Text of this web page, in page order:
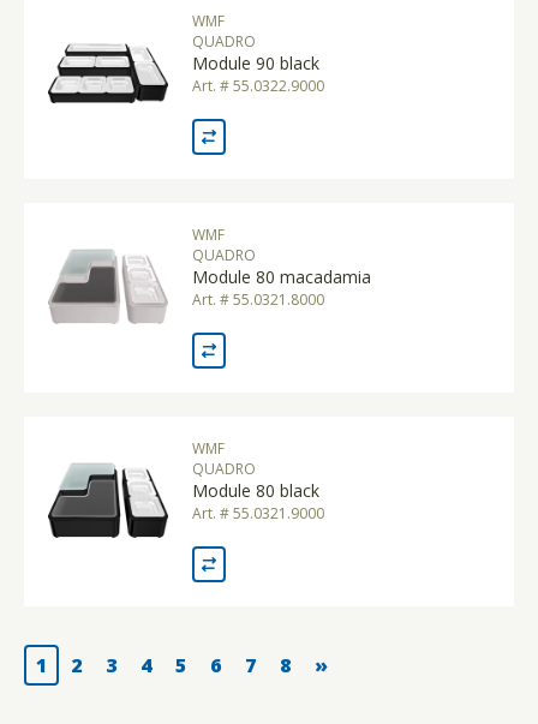
WMF
QUADRO
Module 90 black
Art. # 55.0322.9000
WMF
QUADRO
Module 80 macadamia
Art. # 55.0321.8000
WMF
QUADRO
Module 80 black
Art. # 55.0321.9000
1 2 3 4 5 6 7 8 »